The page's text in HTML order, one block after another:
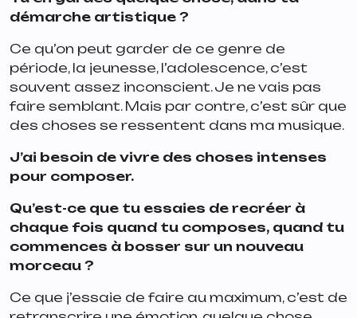
démarche artistique ?
Ce qu’on peut garder de ce genre de
période, la jeunesse, l’adolescence, c’est
souvent assez inconscient. Je ne vais pas
faire semblant. Mais par contre, c’est sûr que
des choses se ressentent dans ma musique.
J’ai besoin de vivre des choses intenses
pour composer.
Qu’est-ce que tu essaies de recréer à
chaque fois quand tu composes, quand tu
commences à bosser sur un nouveau
morceau ?
Ce que j’essaie de faire au maximum, c’est de